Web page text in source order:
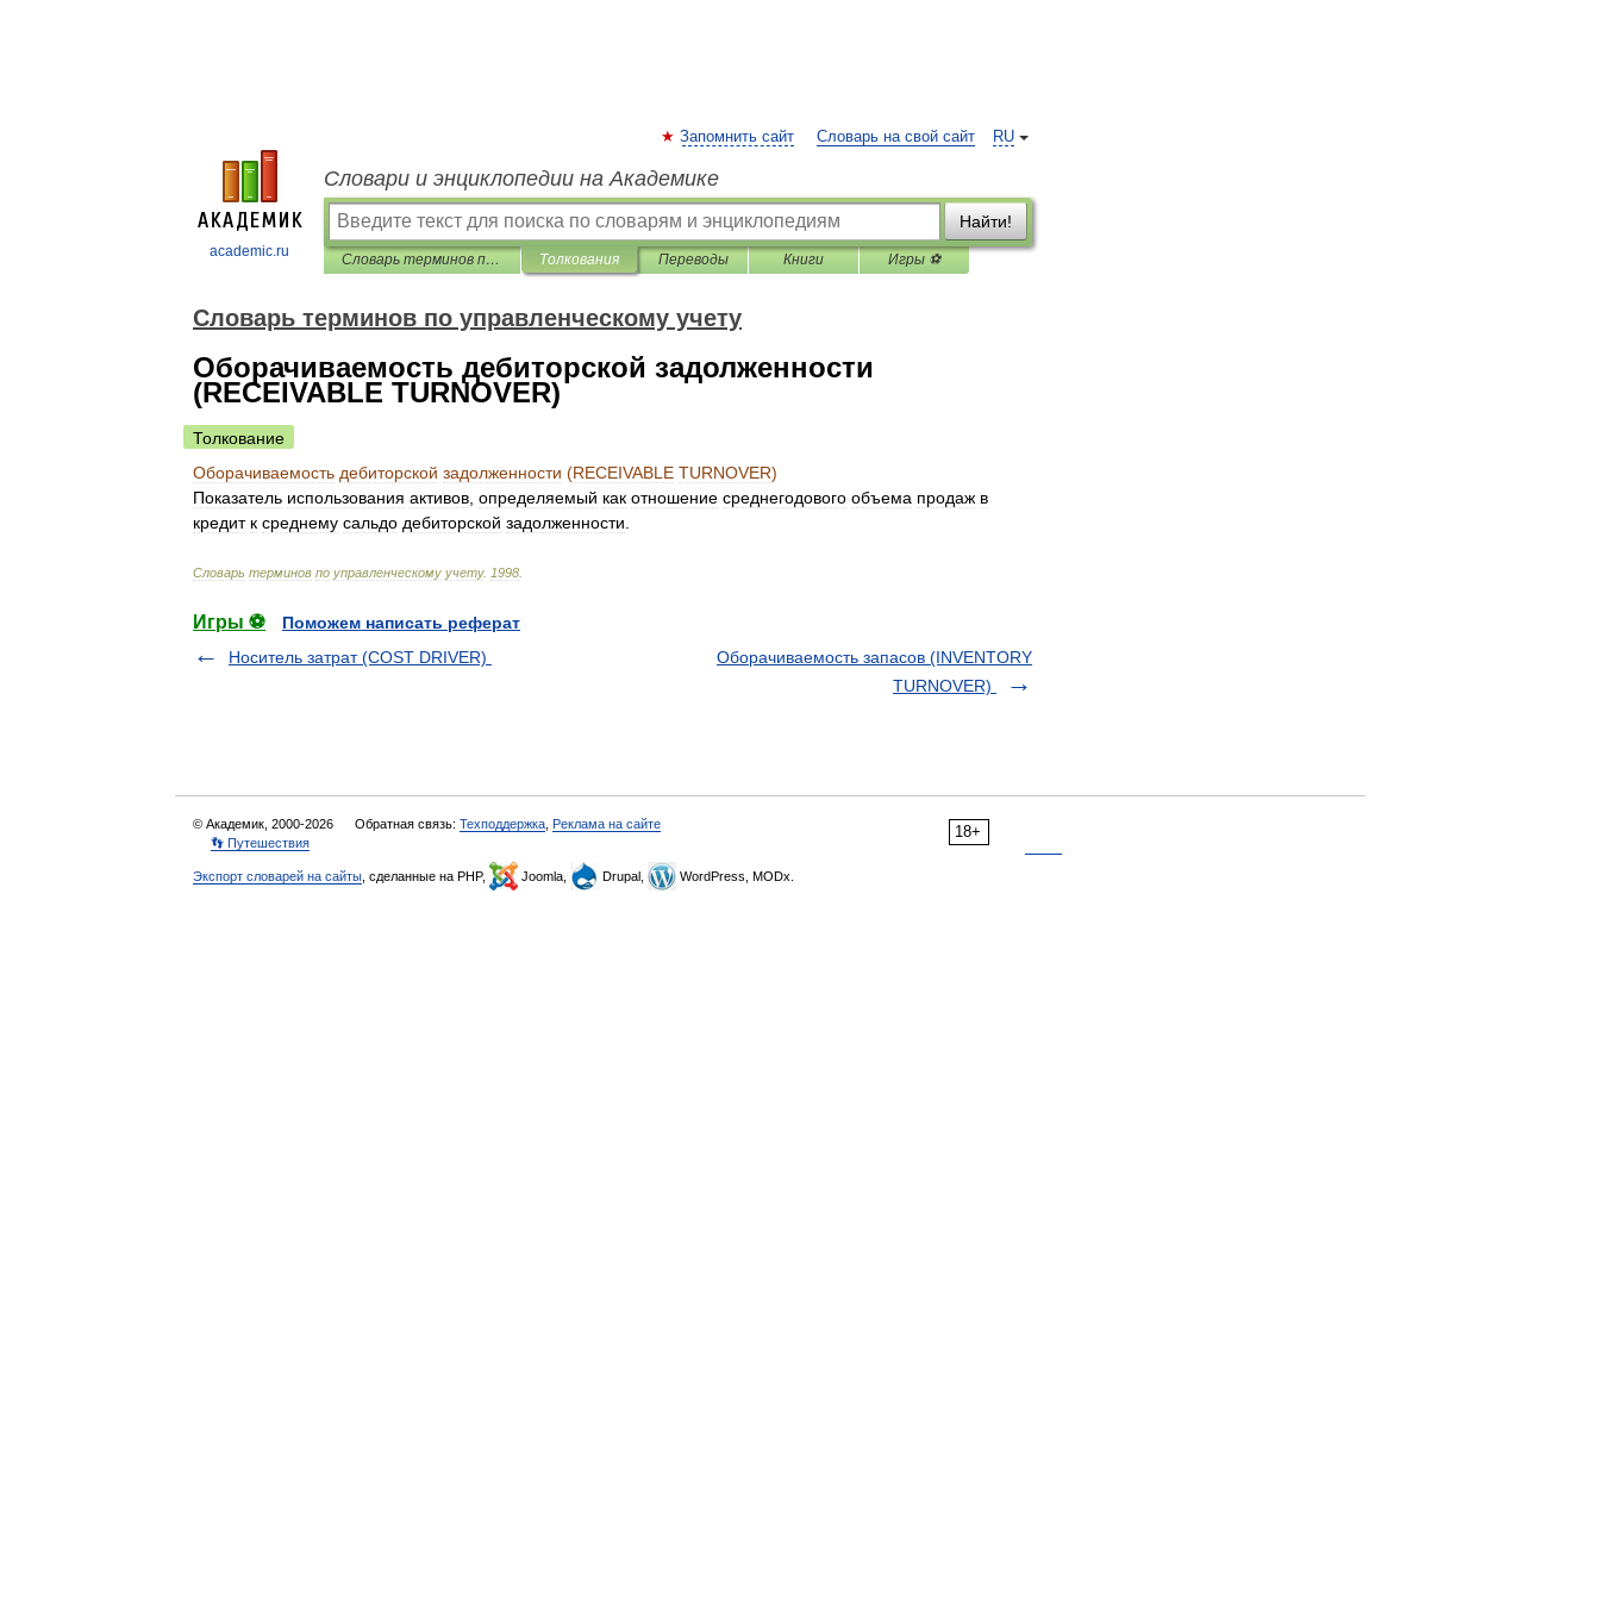
academic.ru
RU
Запомнить сайт Словарь на свой сайт
Словари и энциклопедии на Академике
Найти!
Словарь терминов по управленческому учету Толкования Переводы Книги Игры ⚽
Словарь терминов по управленческому учету
Оборачиваемость дебиторской задолженности
(RECEIVABLE TURNOVER)
Толкование
Оборачиваемость дебиторской задолженности (RECEIVABLE TURNOVER)
Показатель использования активов определяемый как отношение среднегодового объема продаж в
кредит к среднему сальдо дебиторской задолженности
Словарь терминов по управленческому учету. 1998
Игры ⚽
Поможем написать реферат
Носитель затрат (COST DRIVER)
Оборачиваемость запасов (INVENTORY
TURNOVER)
18+
© Академик, 2000-2026 Обратная связь: Техподдержка Реклама на сайте
👣 Путешествия
Экспорт словарей на сайты , сделанные на PHP, Joomla, Drupal, WordPress, MODx.